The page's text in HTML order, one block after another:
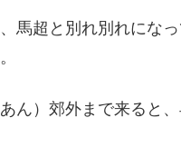
馬超と別れ別れにな
ん）郊外まで来ると